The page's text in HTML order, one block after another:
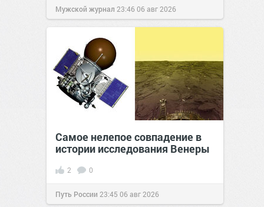
Мужской журнал 23:4606 авг 2026
Самое нелепое совпадение в
истории исследования Венеры
2 0
Путь России 23:45 06 авг 2026